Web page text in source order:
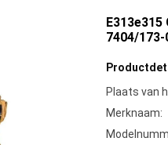
7404/
Plaats van
Merknaam: